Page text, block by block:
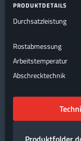
PRODUKTDETAILS
Durchsatzleistung
Rostabmessung
Arbeitstemperatur
Abschrecktechnik